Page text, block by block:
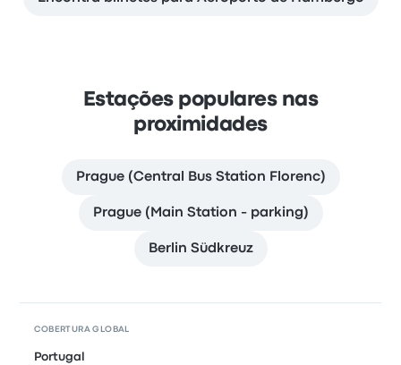
Estações populares nas
proximidades
Prague (Central Bus Station Florenc)
Prague (Main Station - parking)
Berlin Südkreuz
COBERTURA GLOBAL
Portugal